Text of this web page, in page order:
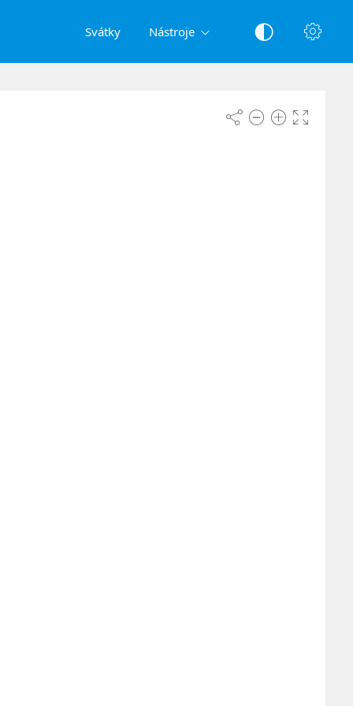
Svátky Nástroje